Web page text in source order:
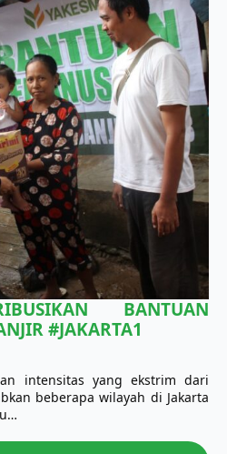
BANTUAN
#JAKARTA1
intensitas yang ekstrim dari
beberapa wilayah di Jakarta